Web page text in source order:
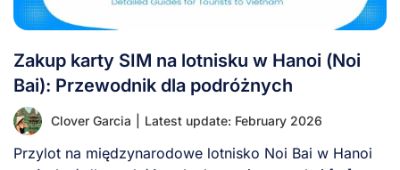
Zakup karty SIM na lotnisku w Hanoi (Noi
Bai): Przewodnik dla podróżnych
Clover Garcia Latest update: February 2026
Przylot na międzynarodowe lotnisko Noi Bai w Hanoi